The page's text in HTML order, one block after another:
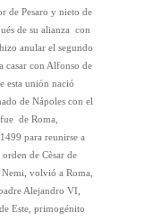
de Pesaro y nieto de
de su alianza con
anular el segundo
casar con Alfonso de
esta unión nació
de Nápoles con el
de Roma,
para reunirse a
de Cèsar de
volvió a Roma,
Alejandro VI,
Este, primogénito